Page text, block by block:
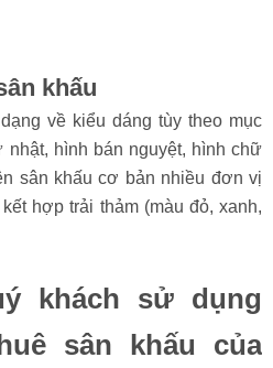
về kiểu dáng tùy theo mục
hình bán nguyệt, hình chữ
sân khấu cơ bản nhiều đơn vị